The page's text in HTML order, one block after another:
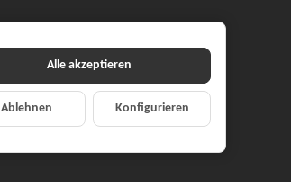
Alle akzeptieren
Ablehnen Konfigurieren